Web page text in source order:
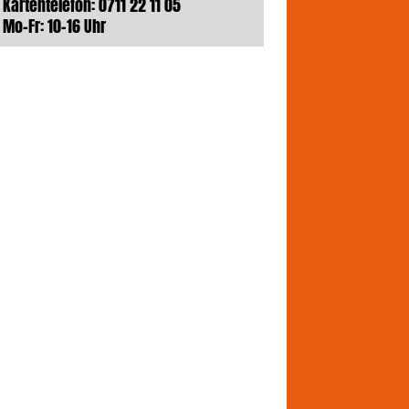
Kartentelefon: 0711 22 11 05
Mo-Fr: 10-16 Uhr